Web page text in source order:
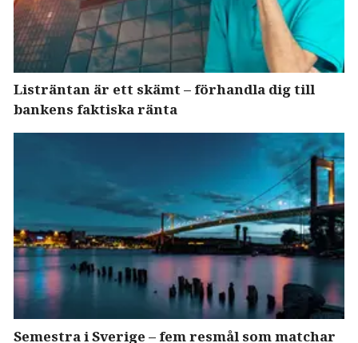
Listräntan är ett skämt – förhandla dig till
bankens faktiska ränta
Semestra i Sverige – fem resmål som matchar